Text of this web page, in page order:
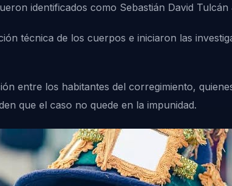
identificados como Sebastián David
técnica de los cuerpos e iniciaron las
entre los habitantes del corregimiento,
que el caso no quede en la impunidad.